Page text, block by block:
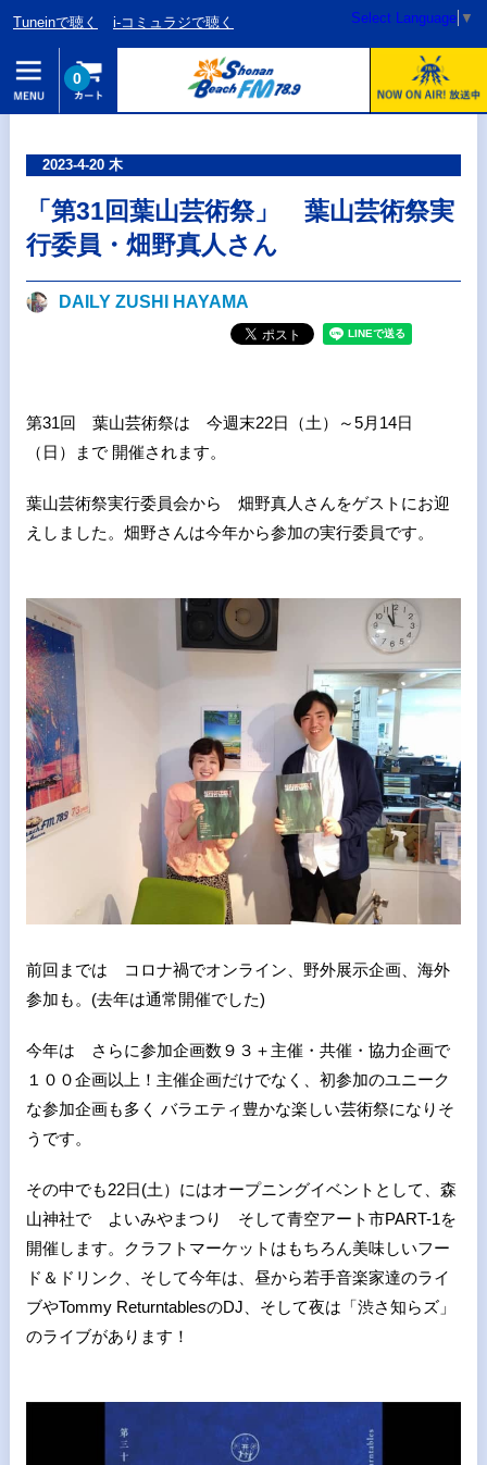
Tuneinで聴く i-コミュラジで聴く Select Language ▼
0
2023-4-20 木
「第31回葉山芸術祭」 葉山芸術祭実
行委員・畑野真人さん
DAILY ZUSHI HAYAMA
第31回 葉山芸術祭は 今週末22日（土）～5月14日
（日）まで 開催されます。
葉山芸術祭実行委員会から 畑野真人さんをゲストにお迎
えしました。畑野さんは今年から参加の実行委員です。
前回までは コロナ禍でオンライン、野外展示企画、海外
参加も。(去年は通常開催でした)
今年は さらに参加企画数９３＋主催・共催・協力企画で
１００企画以上！主催企画だけでなく、初参加のユニーク
な参加企画も多く バラエティ豊かな楽しい芸術祭になりそ
うです。
その中でも22日(土）にはオープニングイベントとして、森
山神社で よいみやまつり そして青空アート市PART-1を
開催します。クラフトマーケットはもちろん美味しいフー
ド＆ドリンク、そして今年は、昼から若手音楽家達のライ
ブやTommy ReturntablesのDJ、そして夜は「渋さ知らズ」
のライブがあります！